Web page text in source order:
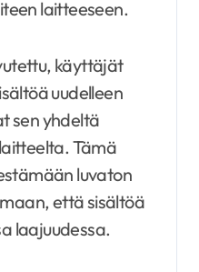
laitteeseen.
käyttäjät
uudelleen
sen yhdeltä
Tämä
luvaton
että sisältöä
laajuudessa.